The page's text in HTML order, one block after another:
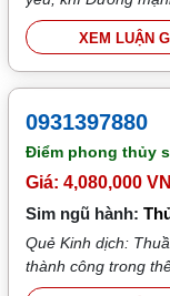
XEM LUẬN
0931397880
Điểm phong thủy
Giá: 4,080,000
Sim ngũ hành:
Quẻ Kinh dịch:
thành công trong